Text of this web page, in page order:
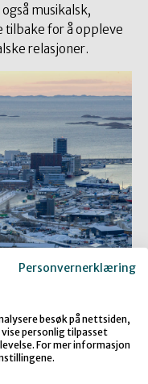
musikalsk,
tilbake for å oppleve
relasjoner.
Wiggo
i Bodø
Personvernerklæring
besøk på nettsiden,
personlig tilpasset
For mer informasjon